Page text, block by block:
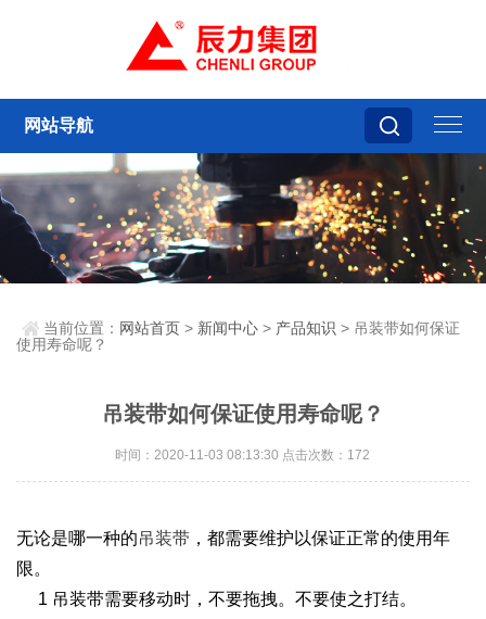
网站导航
当前位置： 网站首页 > 新闻中心 > 产品知识 > 吊装带如何保证
使用寿命呢？
吊装带如何保证使用寿命呢？
时间：2020-11-03 08:13:30 点击次数：172
无论是哪一种的吊装带 ，都需要维护以保证正常的使用年
限。
1 吊装带需要移动时，不要拖拽。不要使之打结。